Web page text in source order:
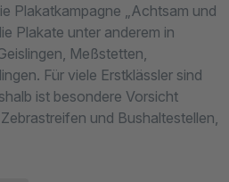
Plakatkampagne „Achtsam und
Plakate unter anderem in
Meßstetten,
Für viele Erstklässler sind
ist besondere Vorsicht
und Bushaltestellen,